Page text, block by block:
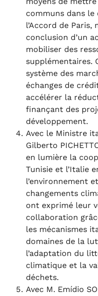
communs dans le
l’Accord de
conclusion d’un
mobiliser des
supplémentaires.
système des
échanges de
accélérer la
finançant des
développement.
Avec le Ministre
Gilberto
en lumière la
Tunisie et l’Italie
l’environnement
changements
ont exprimé leur
collaboration
les mécanismes
domaines de la
l’adaptation du
climatique et la
déchets.
Avec M. Emídio